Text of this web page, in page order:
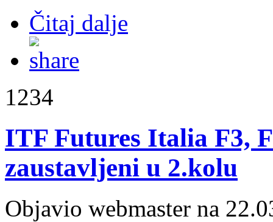
Čitaj dalje
1234
ITF Futures Italia F3,
zaustavljeni u 2.kolu
Objavio webmaster na